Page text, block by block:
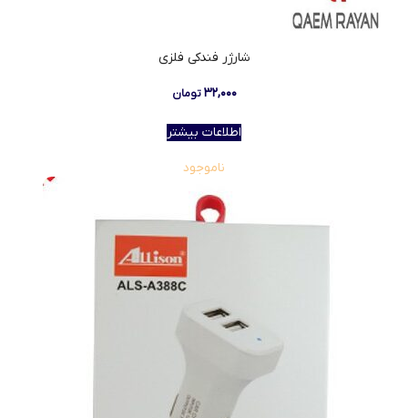
شارژر فندکی فلزی
۳۲,۰۰۰ تومان
اطلاعات بیشتر
ناموجود